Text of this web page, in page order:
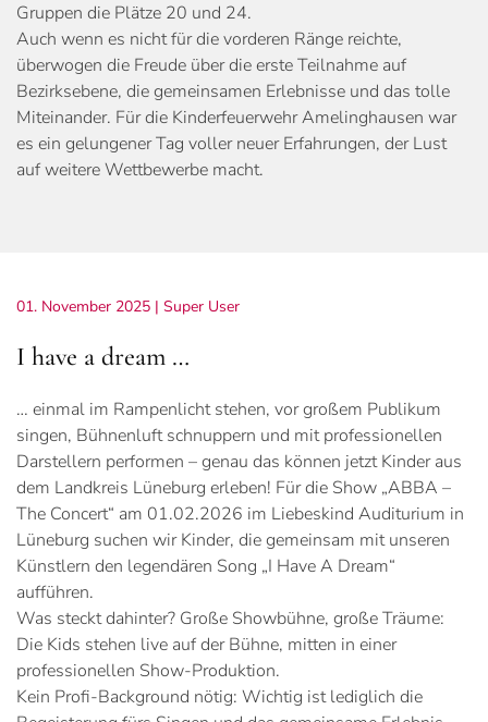
Gruppen die Plätze 20 und 24.
Auch wenn es nicht für die vorderen Ränge reichte,
überwogen die Freude über die erste Teilnahme auf
Bezirksebene, die gemeinsamen Erlebnisse und das tolle
Miteinander. Für die Kinderfeuerwehr Amelinghausen war
es ein gelungener Tag voller neuer Erfahrungen, der Lust
auf weitere Wettbewerbe macht.
01. November 2025 | Super User
I have a dream …
… einmal im Rampenlicht stehen, vor großem Publikum
singen, Bühnenluft schnuppern und mit professionellen
Darstellern performen – genau das können jetzt Kinder aus
dem Landkreis Lüneburg erleben! Für die Show „ABBA –
The Concert“ am 01.02.2026 im Liebeskind Auditurium in
Lüneburg suchen wir Kinder, die gemeinsam mit unseren
Künstlern den legendären Song „I Have A Dream“
aufführen.
Was steckt dahinter? Große Showbühne, große Träume:
Die Kids stehen live auf der Bühne, mitten in einer
professionellen Show-Produktion.
Kein Profi-Background nötig: Wichtig ist lediglich die